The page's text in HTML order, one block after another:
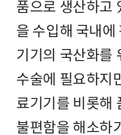
품으로 생산하고
을 수입해 국내
기기의 국산화를
수술에 필요하지
료기기를 비롯해
불편함을 해소하